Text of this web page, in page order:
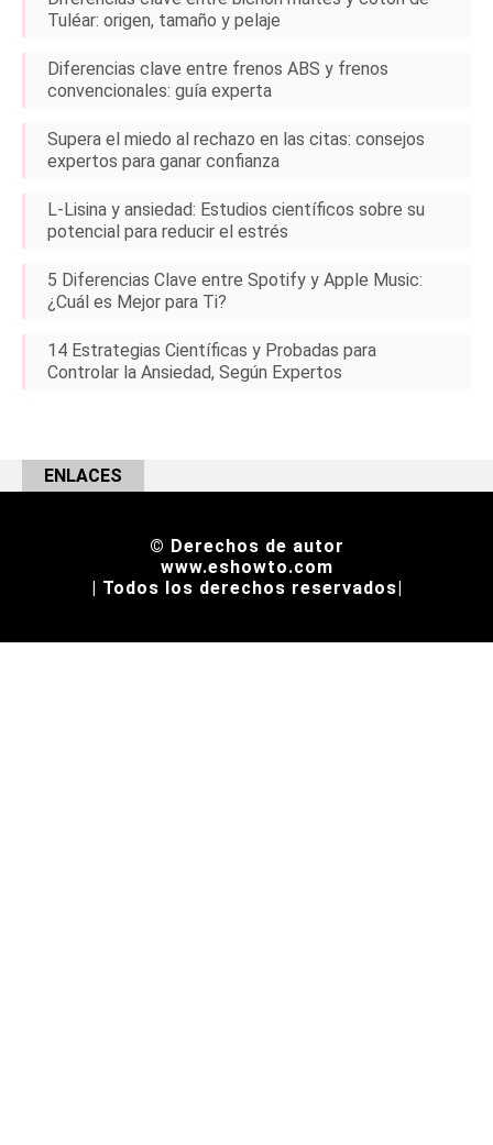
Tuléar: origen, tamaño y pelaje
Diferencias clave entre frenos ABS y frenos
convencionales: guía experta
Supera el miedo al rechazo en las citas: consejos
expertos para ganar confianza
L-Lisina y ansiedad: Estudios científicos sobre su
potencial para reducir el estrés
5 Diferencias Clave entre Spotify y Apple Music:
¿Cuál es Mejor para Ti?
14 Estrategias Científicas y Probadas para
Controlar la Ansiedad, Según Expertos
ENLACES
© Derechos de autor
www.eshowto.com
| Todos los derechos reservados|